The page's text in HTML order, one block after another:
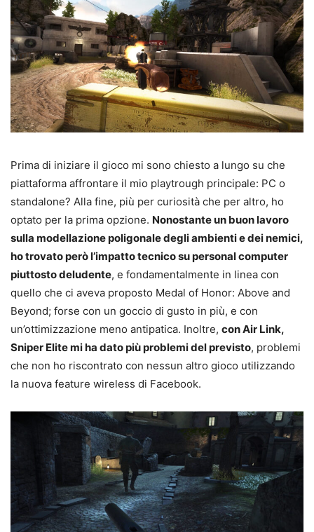
Prima di iniziare il gioco mi sono chiesto a lungo su che
piattaforma affrontare il mio playtrough principale: PC o
standalone? Alla fine, più per curiosità che per altro, ho
optato per la prima opzione. Nonostante un buon lavoro
sulla modellazione poligonale degli ambienti e dei nemici,
ho trovato però l’impatto tecnico su personal computer
piuttosto deludente, e fondamentalmente in linea con
quello che ci aveva proposto Medal of Honor: Above and
Beyond; forse con un goccio di gusto in più, e con
un’ottimizzazione meno antipatica. Inoltre, con Air Link,
Sniper Elite mi ha dato più problemi del previsto, problemi
che non ho riscontrato con nessun altro gioco utilizzando
la nuova feature wireless di Facebook.